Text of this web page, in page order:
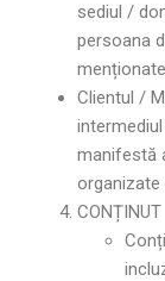
sediul /
persoana
Clientul /
manifestă
organizate
CONȚINUT